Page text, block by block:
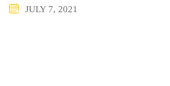
JULY 7, 2021